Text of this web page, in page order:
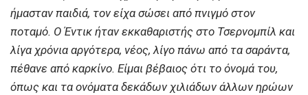
ήμασταν παιδιά, τον είχα σώσει από πνιγμό στον
ποταμό. Ο Έντικ ήταν εκκαθαριστής στο Τσερνομπίλ και
λίγα χρόνια αργότερα, νέος, λίγο πάνω από τα σαράντα,
πέθανε από καρκίνο. Είμαι βέβαιος ότι το όνομά του,
όπως και τα ονόματα δεκάδων χιλιάδων άλλων ηρώων